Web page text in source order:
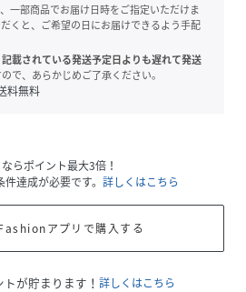
一部商品でお届け日時をご指定いただけま
くと、ご希望の日にお届けできるよう手配
載されている発送予定日よりも遅れて発送
で、あらかじめご了承ください。
料無料
らポイント最大3倍！
達成が必要です。 詳しくはこちら
アプリで購入する
が貯まります！ 詳しくはこちら